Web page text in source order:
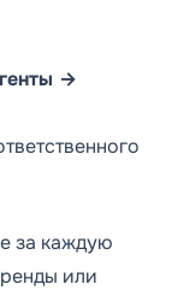
→
за каждую
или